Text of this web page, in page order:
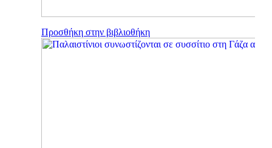
Προσθήκη στην βιβλιοθήκη